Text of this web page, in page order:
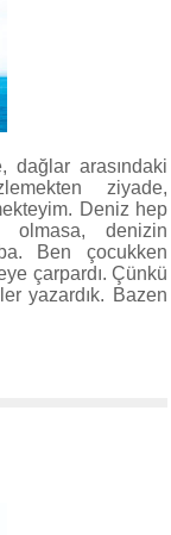
dağlar arasındaki
ziyade,
Deniz hep
denizin
Ben çocukken
çarpardı. Çünkü
yazardık. Bazen